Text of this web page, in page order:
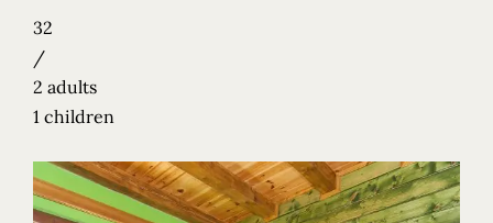
32
/
2 adults
1 children